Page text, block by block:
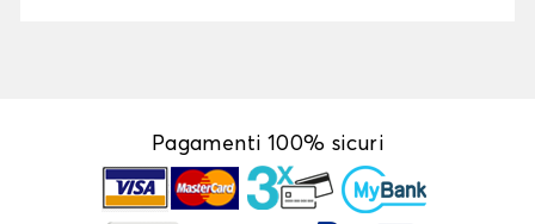
Pagamenti 100% sicuri